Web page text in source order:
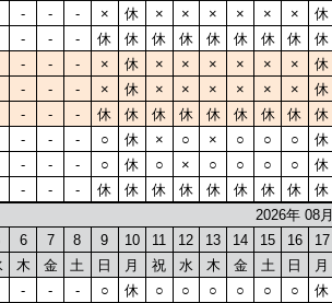
- - - × 休 × × × × × × 休
- - - 休 休 休 休 休 休 休 休 休
- - - × 休 × × × × × × 休
- - - × 休 × × × × × × 休
- - - 休 休 休 休 休 休 休 休 休
- - - ○ 休 × ○ × ○ ○ ○ 休
- - - ○ 休 ○ × ○ ○ ○ ○ 休
- - - 休 休 休 休 休 休 休 休 休
2026年 08月
6 7 8 9 10 11 12 13 14 15 16 17
木 金 土 日 月 祝 水 木 金 土 日 月
- - - ○ 休 ○ ○ ○ ○ ○ ○ 休